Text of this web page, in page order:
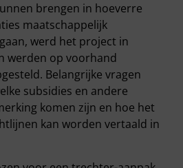
brengen in hoeverre
maatschappelijk
werd het project in
werden op voorhand
Belangrijke vragen
subsidies en andere
komen zijn en hoe het
kan worden vertaald in